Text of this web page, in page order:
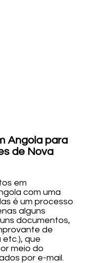
Angola para
de Nova
em
com uma
é um processo
alguns
documentos,
de
etc.), que
meio do
por e-mail.